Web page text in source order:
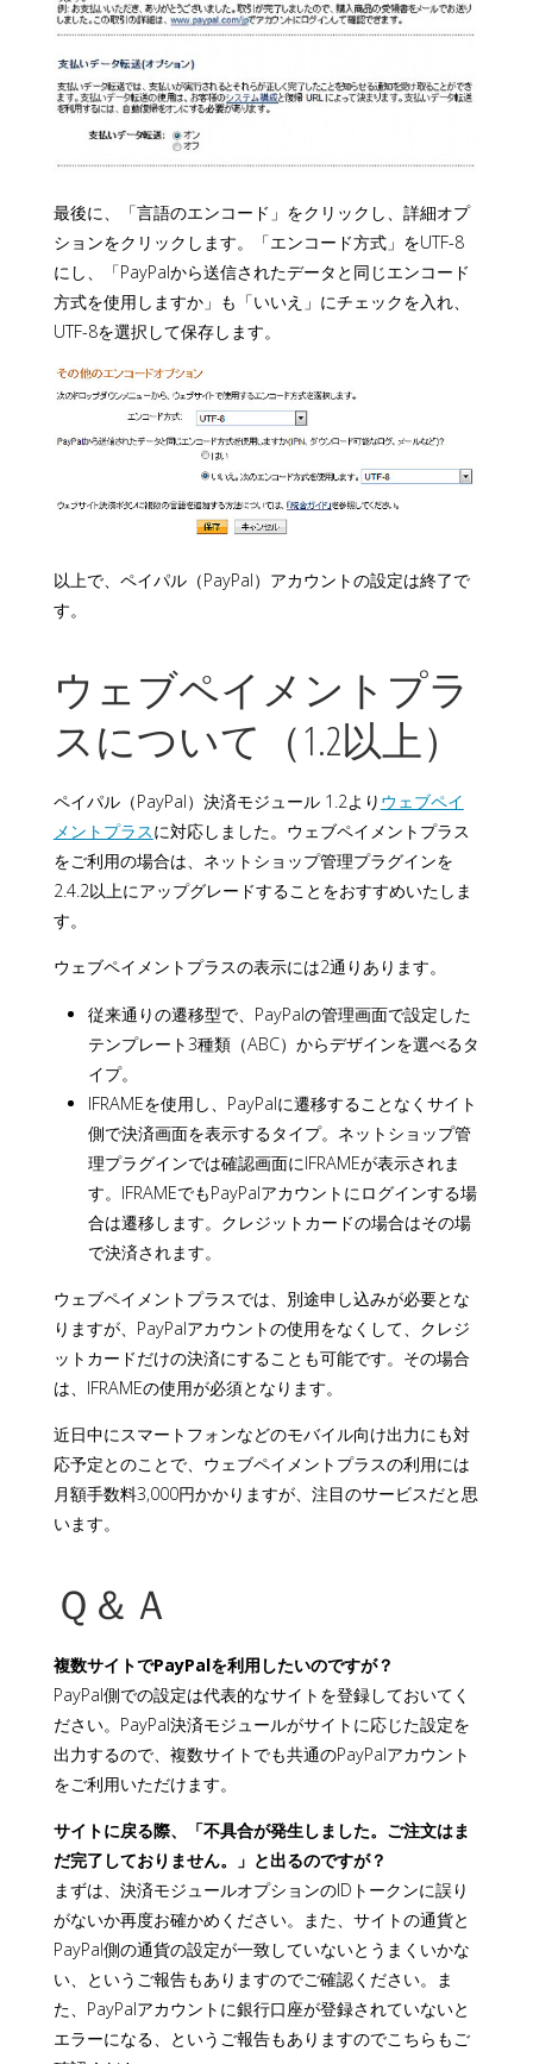
最後に、「言語のエンコード」をクリックし、詳細オプ
ションをクリックします。「エンコード方式」をUTF-8
にし、「PayPalから送信されたデータと同じエンコード
方式を使用しますか」も「いいえ」にチェックを入れ、
UTF-8を選択して保存します。
以上で、ペイパル（PayPal）アカウントの設定は終了で
す。
ウェブペイメントプラ
スについて（1.2以上）
ペイパル（PayPal）決済モジュール 1.2より ウェブペイ
メントプラスに対応しました。ウェブペイメントプラス
をご利用の場合は、ネットショップ管理プラグインを
2.4.2以上にアップグレードすることをおすすめいたしま
す。
ウェブペイメントプラスの表示には2通りあります。
従来通りの遷移型で、PayPalの管理画面で設定した
テンプレート3種類（ABC）からデザインを選べるタ
イプ。
IFRAMEを使用し、PayPalに遷移することなくサイト
側で決済画面を表示するタイプ。ネットショップ管
理プラグインでは確認画面にIFRAMEが表示されま
す。IFRAMEでもPayPalアカウントにログインする場
合は遷移します。クレジットカードの場合はその場
で決済されます。
ウェブペイメントプラスでは、別途申し込みが必要とな
りますが、PayPalアカウントの使用をなくして、クレジ
ットカードだけの決済にすることも可能です。その場合
は、IFRAMEの使用が必須となります。
近日中にスマートフォンなどのモバイル向け出力にも対
応予定とのことで、ウェブペイメントプラスの利用には
月額手数料3,000円かかりますが、注目のサービスだと思
います。
Ｑ＆Ａ
複数サイトでPayPalを利用したいのですが？
PayPal側での設定は代表的なサイトを登録しておいてく
ださい。PayPal決済モジュールがサイトに応じた設定を
出力するので、複数サイトでも共通のPayPalアカウント
をご利用いただけます。
サイトに戻る際、「不具合が発生しました。ご注文はま
だ完了しておりません。」と出るのですが？
まずは、決済モジュールオプションのIDトークンに誤り
がないか再度お確かめください。また、サイトの通貨と
PayPal側の通貨の設定が一致していないとうまくいかな
い、というご報告もありますのでご確認ください。ま
た、PayPalアカウントに銀行口座が登録されていないと
エラーになる、というご報告もありますのでこちらもご